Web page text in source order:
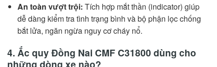
An toàn vượt trội: Tích hợp mắt thần (indicator) giúp
dễ dàng kiểm tra tình trạng bình và bộ phận lọc chống
bắt lửa, ngăn ngừa nguy cơ cháy nổ.
4. Ắc quy Đồng Nai CMF C31800 dùng cho
những dòng xe nào?